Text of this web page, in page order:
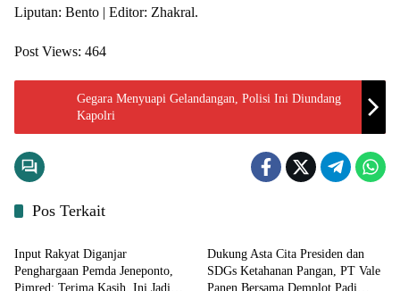
Liputan: Bento | Editor: Zhakral.
Post Views: 464
Gegara Menyuapi Gelandangan, Polisi Ini Diundang
Kapolri
Pos Terkait
Input Regional
Input Rakyat Diganjar
Penghargaan Pemda Jeneponto,
Pimred: Terima Kasih, Ini Jadi
Dukung Asta Cita Presiden dan
SDGs Ketahanan Pangan, PT Vale
Panen Bersama Demplot Padi